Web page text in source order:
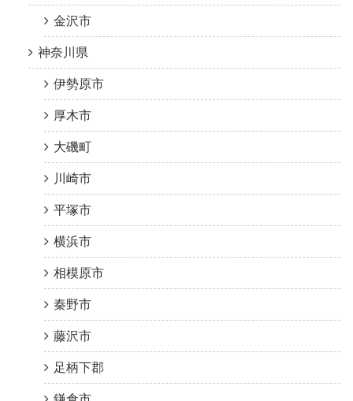
金沢市
神奈川県
伊勢原市
厚木市
大磯町
川崎市
平塚市
横浜市
相模原市
秦野市
藤沢市
足柄下郡